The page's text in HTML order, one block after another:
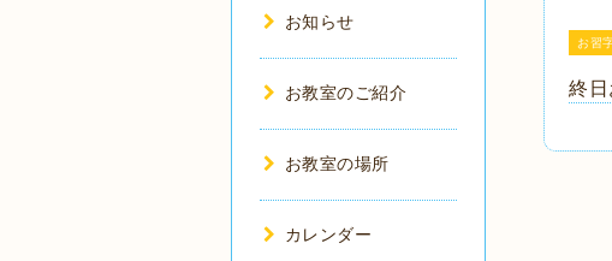
お習
終日
お知らせ
お教室のご紹介
お教室の場所
カレンダー